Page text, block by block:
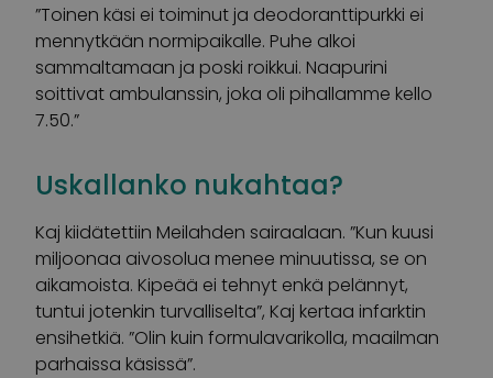
”Toinen käsi ei toiminut ja deodoranttipurkki ei
mennytkään normipaikalle. Puhe alkoi
sammaltamaan ja poski roikkui. Naapurini
soittivat ambulanssin, joka oli pihallamme kello
7.50.”
Uskallanko nukahtaa?
Kaj kiidätettiin Meilahden sairaalaan. ”Kun kuusi
miljoonaa aivosolua menee minuutissa, se on
aikamoista. Kipeää ei tehnyt enkä pelännyt,
tuntui jotenkin turvalliselta”, Kaj kertaa infarktin
ensihetkiä. ”Olin kuin formulavarikolla, maailman
parhaissa käsissä”.